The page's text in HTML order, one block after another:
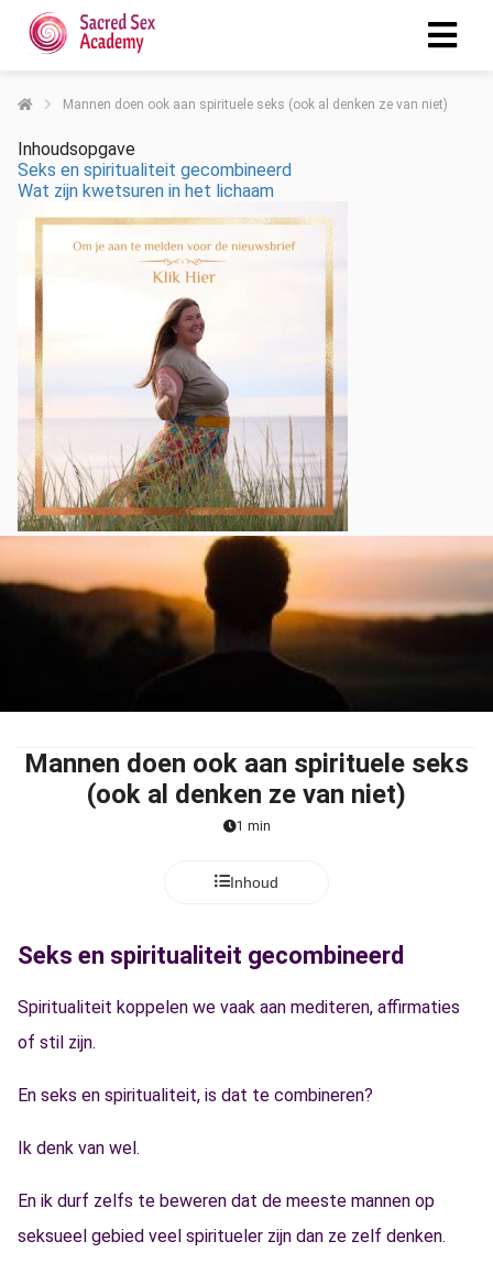
Mannen doen ook aan spirituele seks (ook al denken ze van niet)
Inhoudsopgave
Seks en spiritualiteit gecombineerd
Wat zijn kwetsuren in het lichaam
Mannen doen ook aan spirituele seks
(ook al denken ze van niet)
1 min
Inhoud
Seks en spiritualiteit gecombineerd
Spiritualiteit koppelen we vaak aan mediteren, affirmaties
of stil zijn.
En seks en spiritualiteit, is dat te combineren?
Ik denk van wel.
En ik durf zelfs te beweren dat de meeste mannen op
seksueel gebied veel spiritueler zijn dan ze zelf denken.